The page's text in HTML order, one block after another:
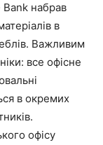
Bank набрав
в
Важливим
все офісне
в окремих
офісу